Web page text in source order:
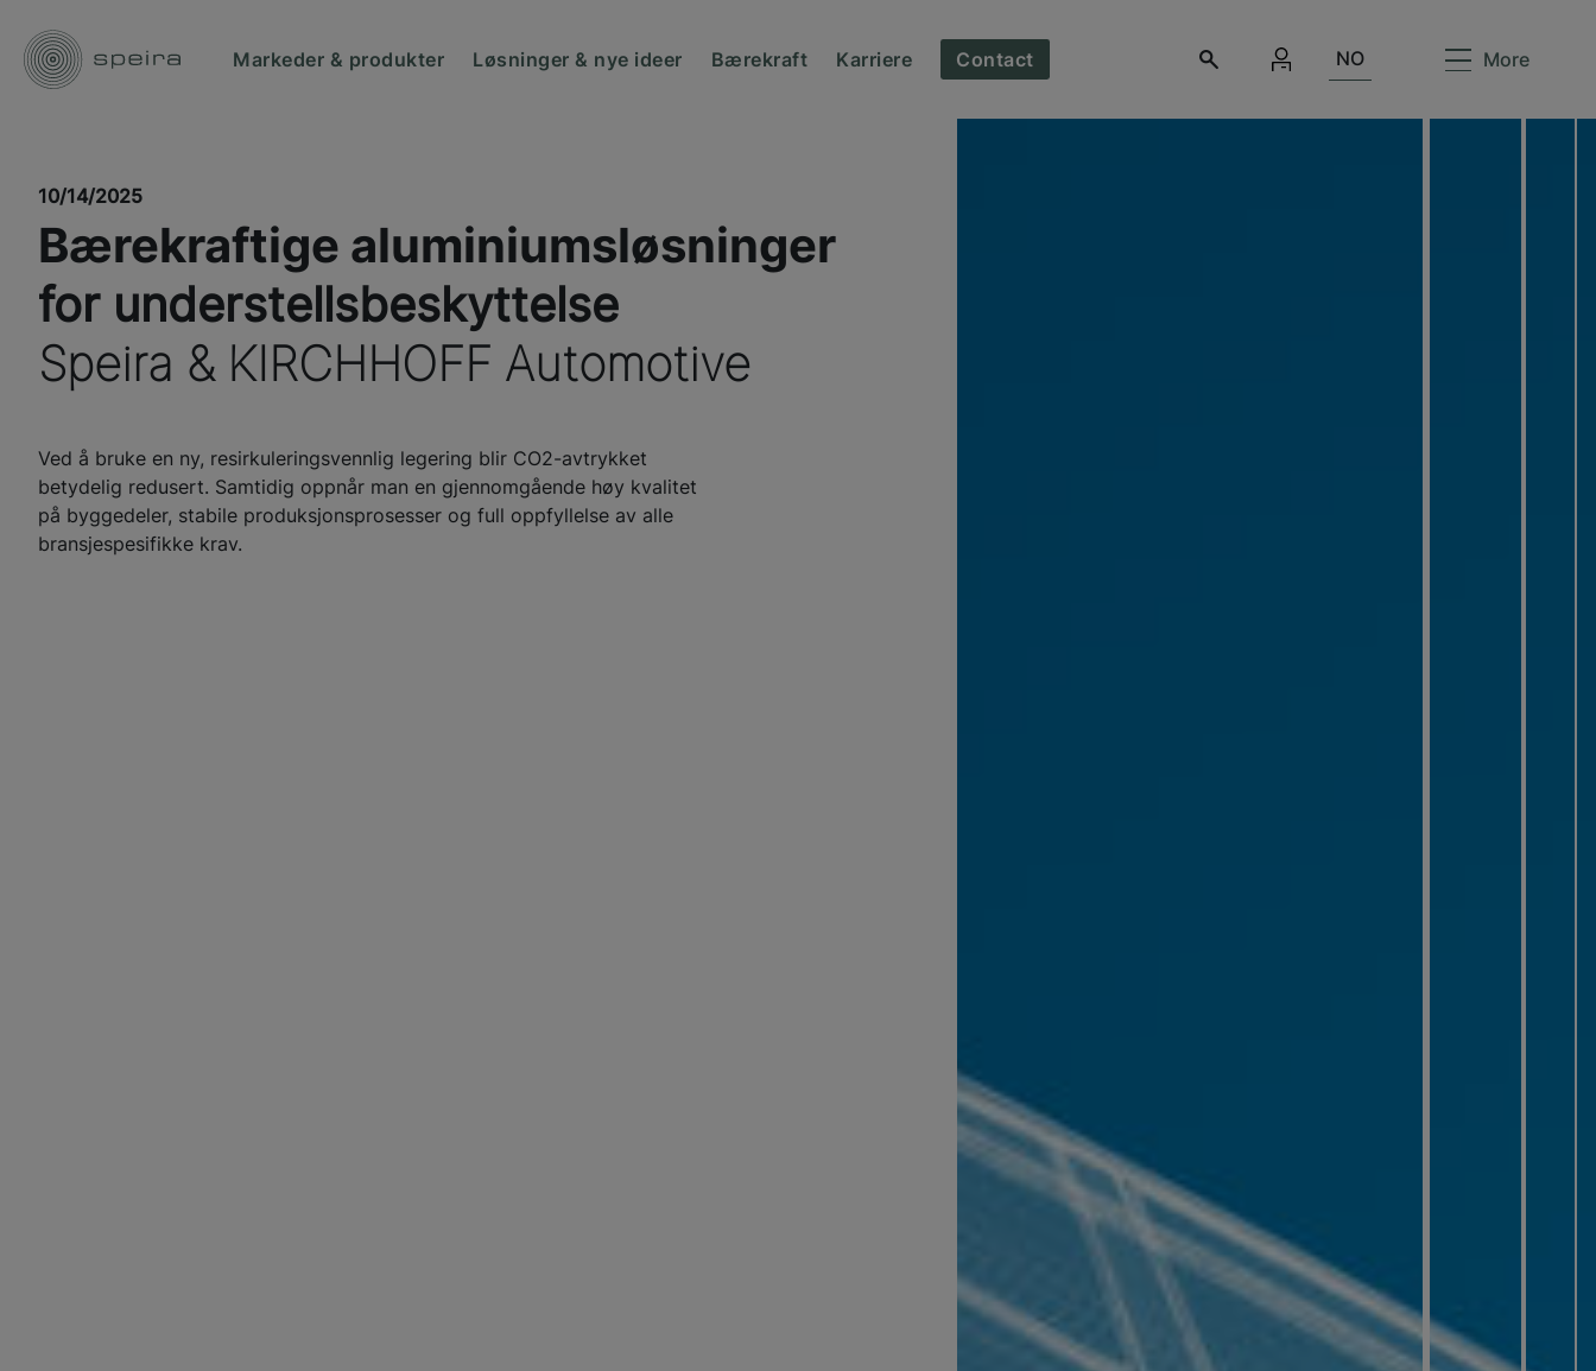
Markeder & produkter Løsninger & nye ideer Bærekraft Karriere Contact NO More
10/14/2025
Bærekraftige aluminiumsløsninger
for understellsbeskyttelse
Speira & KIRCHHOFF Automotive
Ved å bruke en ny, resirkuleringsvennlig legering blir CO2-avtrykket
betydelig redusert. Samtidig oppnår man en gjennomgående høy kvalitet
på byggedeler, stabile produksjonsprosesser og full oppfyllelse av alle
bransjespesifikke krav.